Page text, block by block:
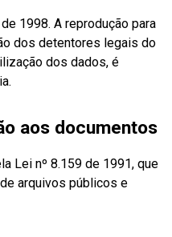
1998. A reprodução para
dos detentores legais do
dos dados, é
aos documentos
Lei nº 8.159 de 1991, que
arquivos públicos e